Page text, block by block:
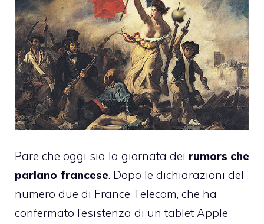
Pare che oggi sia la giornata dei rumors che
parlano francese. Dopo le dichiarazioni del
numero due di France Telecom, che ha
confermato l’esistenza di un tablet Apple